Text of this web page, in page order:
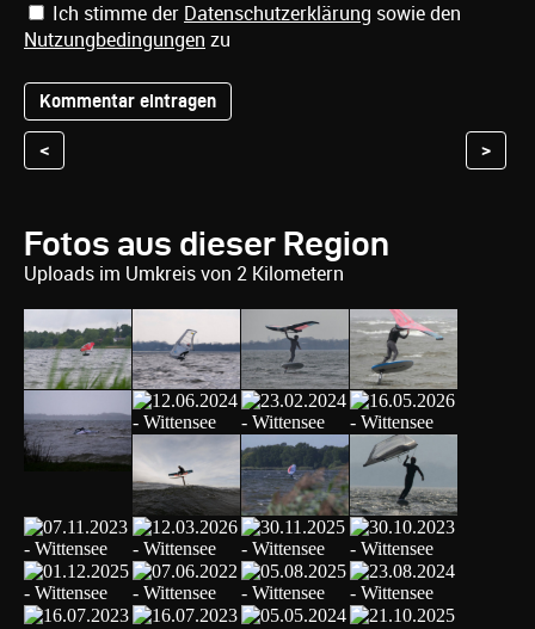
Ich stimme der Datenschutzerklärung sowie den
Nutzungbedingungen zu
< >
Fotos aus dieser Region
Uploads im Umkreis von 2 Kilometern